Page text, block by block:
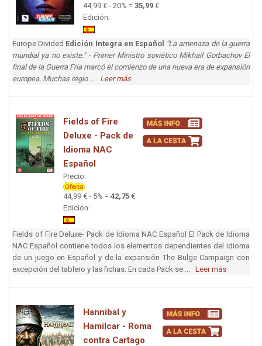
44,99 € - 20% = 35,99 €
Edición:
Europe Divided Edición Íntegra en Español "La amenaza de la guerra
mundial ya no existe." - Primer Ministro soviético Mikhail Gorbachov El
final de la Guerra Fría marcó el comienzo de una nueva era de expansión
europea. Muchas regio ... Leer más
Fields of Fire
Deluxe - Pack de
Idioma NAC
Español
Precio:
44,99 € - 5% = 42,75 €
Edición:
Fields of Fire Deluxe- Pack de Idioma NAC Español El Pack de Idioma
NAC Español contiene todos los elementos dependientes del idioma
de un juego en Español y de la expansión The Bulge Campaign con
excepción del tablero y las fichas. En cada Pack se ... Leer más
Hannibal y
Hamilcar - Roma
contra Cartago